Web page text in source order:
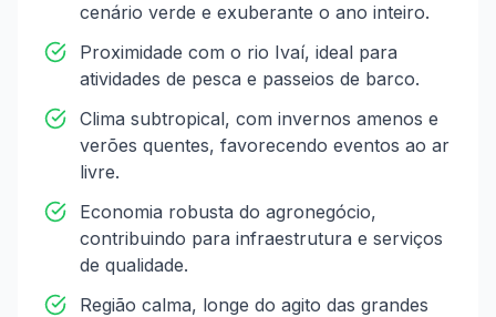
cenário verde e exuberante o ano inteiro.
Proximidade com o rio Ivaí, ideal para
atividades de pesca e passeios de barco.
Clima subtropical, com invernos amenos e
verões quentes, favorecendo eventos ao ar
livre.
Economia robusta do agronegócio,
contribuindo para infraestrutura e serviços
de qualidade.
Região calma, longe do agito das grandes